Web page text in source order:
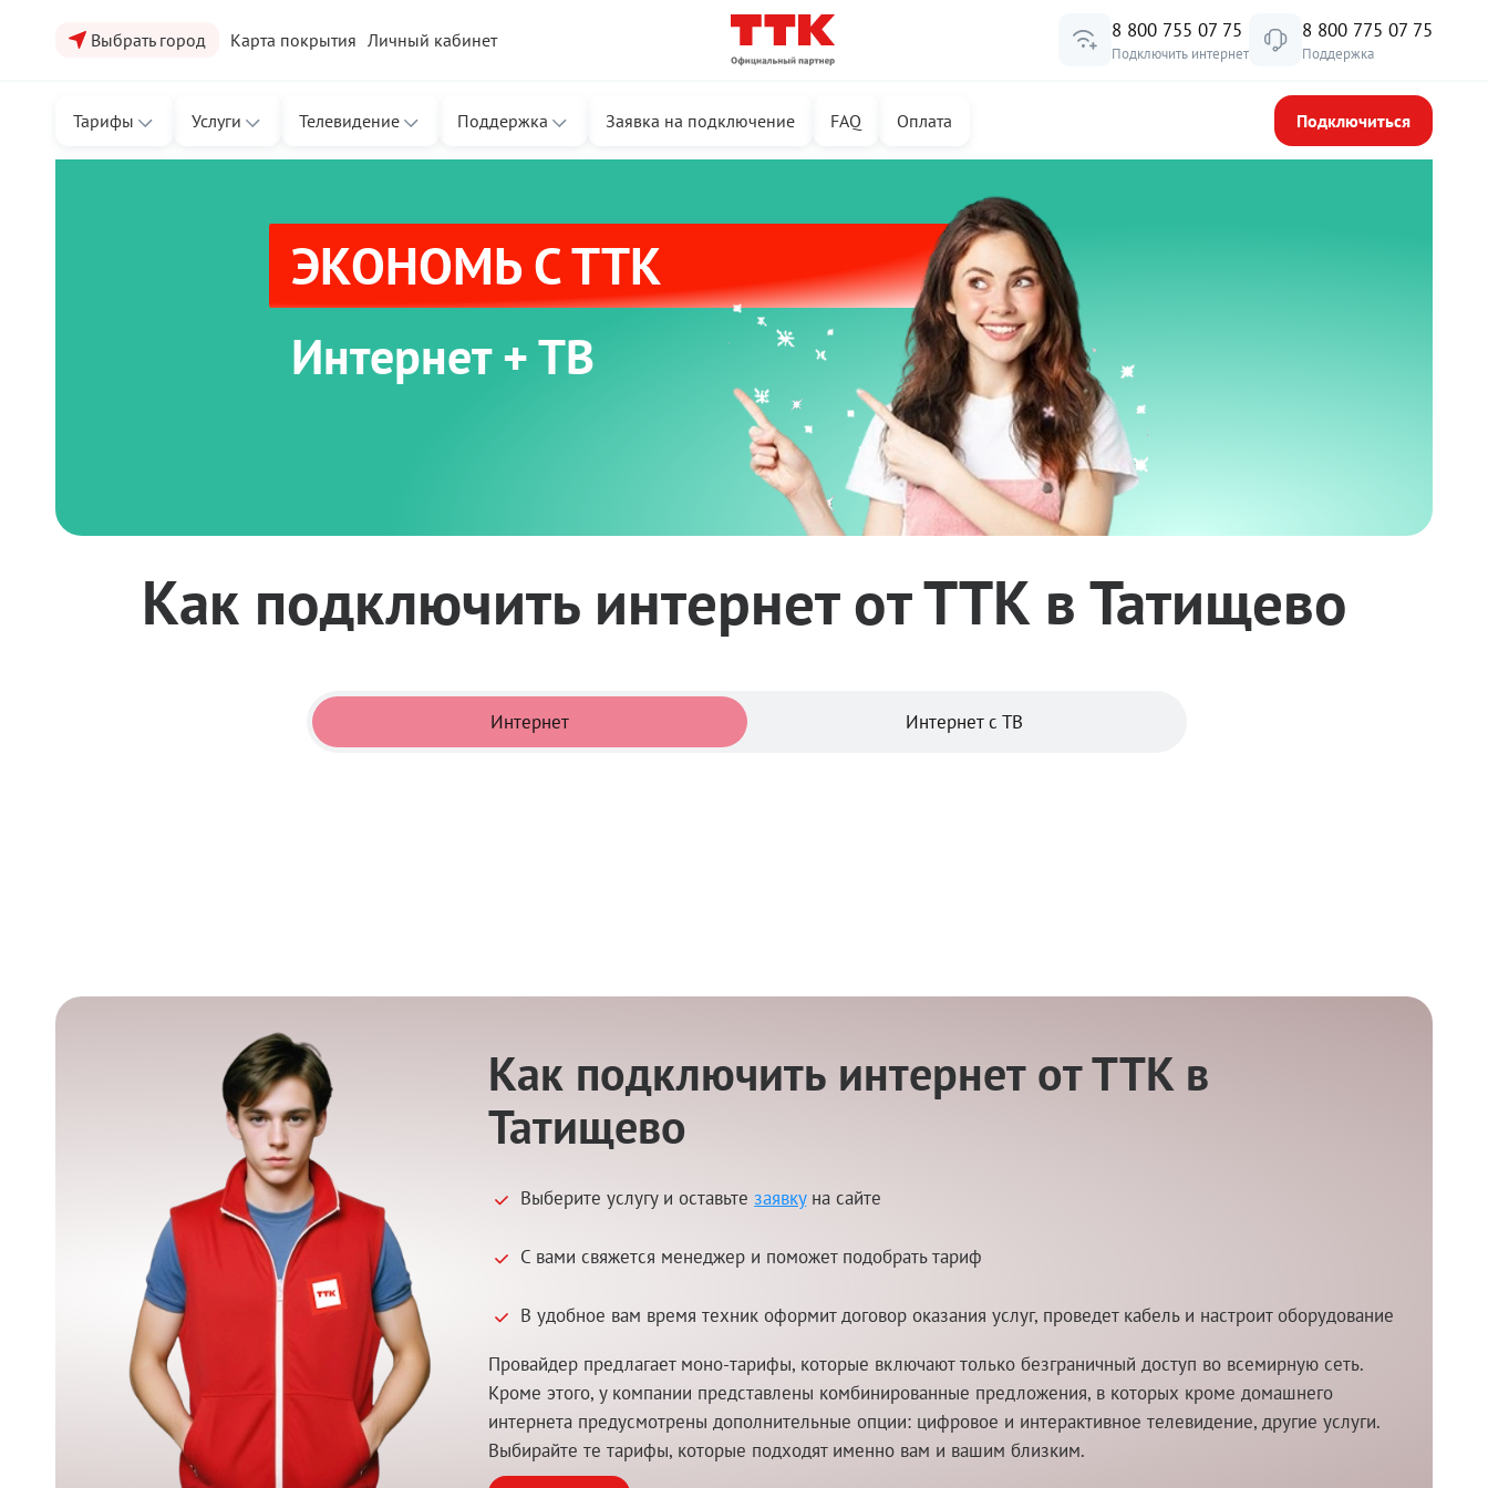
Выбрать город Карта покрытия Личный кабинет 8 800 755 07 75
Подключить интернет
8 800 775 07 75
Поддержка
Тарифы Услуги Телевидение Поддержка Заявка на подключение FAQ Оплата Подключиться
ЭКОНОМЬ С ТТК
Интернет + ТВ
Как подключить интернет от ТТК в Татищево
Интернет Интернет с ТВ
Тарифы
Как подключить интернет от ТТК в
Татищево
Выберите услугу и оставьтезаявкуна сайте
С вами свяжется менеджер и поможет подобрать тариф
В удобное вам время техник оформит договор оказания услуг, проведет кабель и настроит оборудование
Провайдер предлагает моно-тарифы, которые включают только безграничный доступ во всемирную сеть.
Кроме этого, у компании представлены комбинированные предложения, в которых кроме домашнего
интернета предусмотрены дополнительные опции: цифровое и интерактивное телевидение, другие услуги.
Выбирайте те тарифы, которые подходят именно вам и вашим близким.